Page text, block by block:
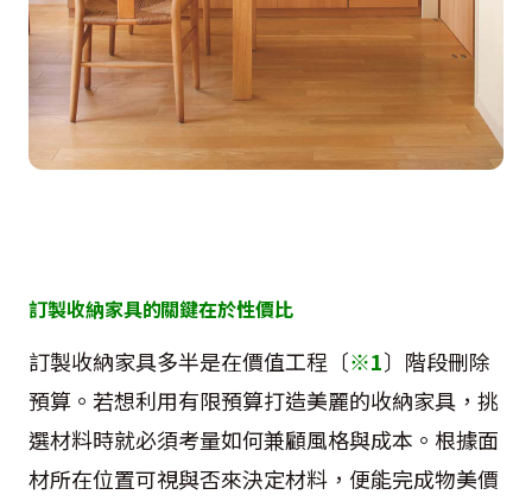
訂製收納家具的關鍵在於性價比
訂製收納家具多半是在價值工程〔※1〕階段刪除
預算。若想利用有限預算打造美麗的收納家具，挑
選材料時就必須考量如何兼顧風格與成本。根據面
材所在位置可視與否來決定材料，便能完成物美價